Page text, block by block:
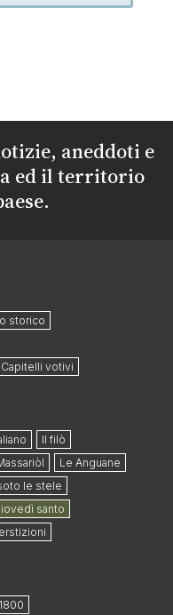
aneddoti e
ed il territorio
storico
Capitelli votivi
Il filò
Le Anguane
le stele
santo